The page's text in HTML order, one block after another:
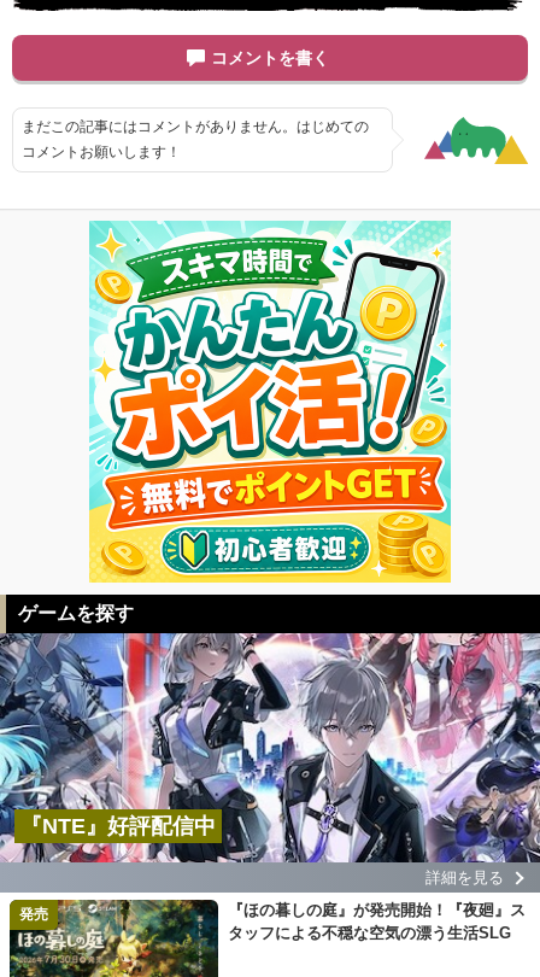
コメントを書く
まだこの記事にはコメントがありません。はじめての
コメントお願いします！
ゲームを探す
『NTE』好評配信中
詳細を見る
発売
『ほの暮しの庭』が発売開始！『夜廻』ス
タッフによる不穏な空気の漂う生活SLG